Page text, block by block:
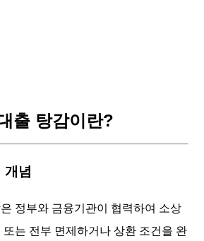
출 탕감이란?
개념
정부와 금융기관이 협력하여 소상
는 전부 면제하거나 상환 조건을 완